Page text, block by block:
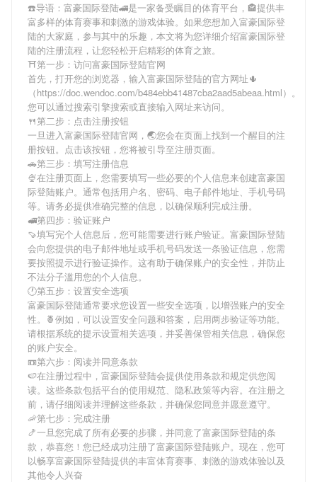
☎️导语： 富豪国际登陆🚄是一家备受瞩目的体育平台，🏤提供丰
富多样的体育赛事和刺激的游戏体验。如果您想加入富豪国际登
陆的大家庭，参与其中的乐趣，本文将为您详细介绍富豪国际登
陆的注册流程，让您轻松开启精彩的体育之旅。
⛩第一步：访问富豪国际登陆官网
首先，打开您的浏览器，输入富豪国际登陆的官方网址🌵
（https://doc.wendoc.com/b484ebb41487cba2aad5abeaa.html）。
您可以通过搜索引擎搜索或直接输入网址来访问。
🍴第二步：点击注册按钮
一旦进入富豪国际登陆官网，🌏您会在页面上找到一个醒目的注
册按钮。点击该按钮，您将被引导至注册页面。
🚗第三步：填写注册信息
🍨在注册页面上，您需要填写一些必要的个人信息来创建富豪国
际登陆账户。通常包括用户名、密码、电子邮件地址、手机号码
等。请务必提供准确完整的信息，以确保顺利完成注册。
🚅第四步：验证账户
🍠填写完个人信息后，您可能需要进行账户验证。 富豪国际登陆
会向您提供的电子邮件地址或手机号码发送一条验证信息，您需
要按照提示进行验证操作。这有助于确保账户的安全性，并防止
不法分子滥用您的个人信息。
🕐第五步：设置安全选项
富豪国际登陆通常要求您设置一些安全选项，以增强账户的安全
性。🍍例如，可以设置安全问题和答案，启用两步验证等功能。
请根据系统的提示设置相关选项，并妥善保管相关信息，确保您
的账户安全。
📼第六步：阅读并同意条款
🍉在注册过程中， 富豪国际登陆会提供使用条款和规定供您阅
读。这些条款包括平台的使用规范、隐私政策等内容。在注册之
前，请仔细阅读并理解这些条款，并确保您同意并愿意遵守。
🦐第七步：完成注册
🍤一旦您完成了所有必要的步骤，并同意了富豪国际登陆的条
款，恭喜您！您已经成功注册了富豪国际登陆账户。现在，您可
以畅享富豪国际登陆提供的丰富体育赛事、刺激的游戏体验以及
其他令人兴奋